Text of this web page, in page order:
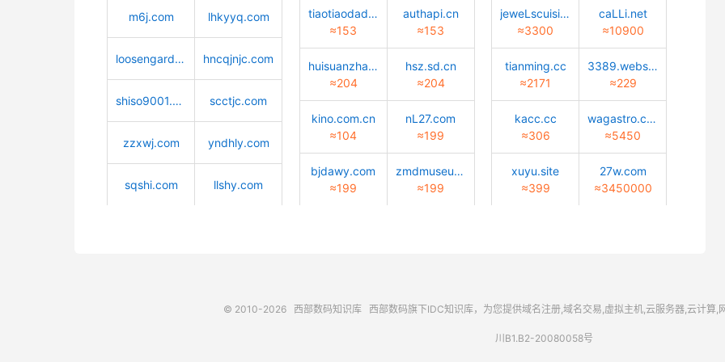
m6j.com lhkyyq.com
loosengarden.com hncqjnjc.com
shiso9001.com scctjc.com
zzxwj.com yndhly.com
sqshi.com llshy.com
tiaotiaodadao.com
≈153
authapi.cn
≈153
huisuanzhang.sd.cn
≈204
hsz.sd.cn
≈204
kino.com.cn
≈104
nL27.com
≈199
bjdawy.com
≈199
zmdmuseum.com
≈199
jeweLscuisine.com
≈3300
caLLi.net
≈10900
tianming.cc
≈2171
3389.website
≈229
kacc.cc
≈306
wagastro.com
≈5450
xuyu.site
≈399
27w.com
≈3450000
© 2010-2026 西部数码知识库 西部数码旗下IDC知识库，为您提供域名注册,域名交易,虚拟主机,云服务器,云计算,
川B1.B2-20080058号